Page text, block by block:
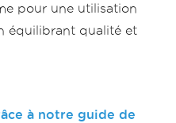
pour une utilisation
équilibrant qualité et
à notre guide de